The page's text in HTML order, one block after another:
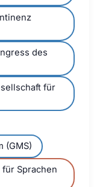
des
für
(GMS)
Sprachen